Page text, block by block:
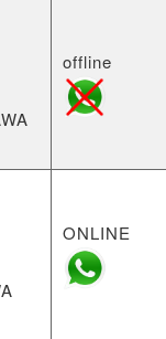
offline
ONLINE